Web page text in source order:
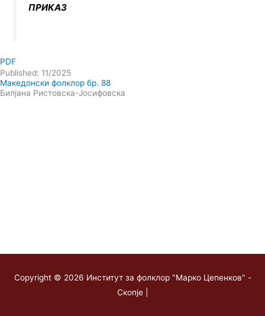
ПРИКАЗ
PDF
Published: 11/2025
Македонски фолклор бр. 88
Билјана Ристовска-Јосифовска
Copyright © 2026 Институт за фолклор "Марко Цепенков" -
Скопје